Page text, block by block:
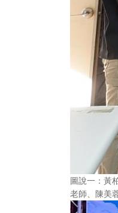
圖說一：黃
老師、陳美